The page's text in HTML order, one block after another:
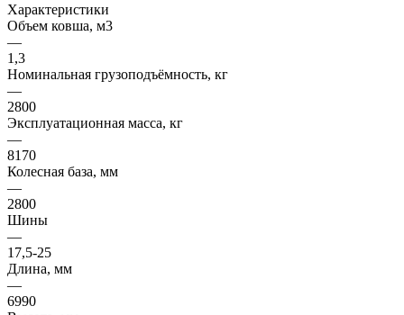
Характеристики
Объем ковша, м3
—
1,3
Номинальная грузоподъёмность, кг
—
2800
Эксплуатационная масса, кг
—
8170
Колесная база, мм
—
2800
Шины
—
17,5-25
Длина, мм
—
6990